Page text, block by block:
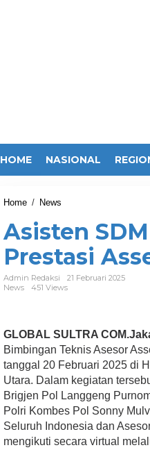
HOME NASIONAL
Home / News
i
s
t
e
S
o
l
r
i
P
u
j
i
P
Asisten
Prestasi
Admin Redaksi
21 Februari 2025
News
451 Views
GLOBAL SULTRA
Bimbingan Teknis Asesor
tanggal 20 Februari 2025 di
Utara. Dalam kegiatan
Brigjen Pol Langgeng
Polri Kombes Pol Sonny
Seluruh Indonesia dan
mengikuti secara virtual